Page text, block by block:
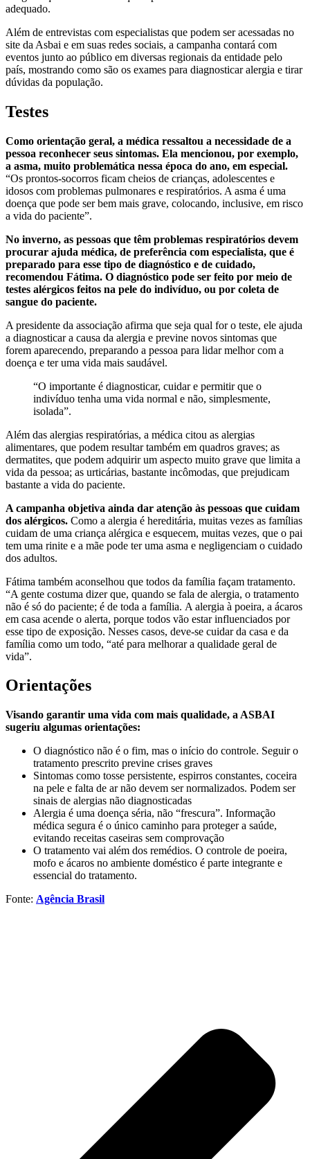
adequado.
Além de entrevistas com especialistas que podem ser acessadas no
site da Asbai e em suas redes sociais, a campanha contará com
eventos junto ao público em diversas regionais da entidade pelo
país, mostrando como são os exames para diagnosticar alergia e tirar
dúvidas da população.
Testes
Como orientação geral, a médica ressaltou a necessidade de a
pessoa reconhecer seus sintomas. Ela mencionou, por exemplo,
a asma, muito problemática nessa época do ano, em especial.
“Os prontos-socorros ficam cheios de crianças, adolescentes e
idosos com problemas pulmonares e respiratórios. A asma é uma
doença que pode ser bem mais grave, colocando, inclusive, em risco
a vida do paciente”.
No inverno, as pessoas que têm problemas respiratórios devem
procurar ajuda médica, de preferência com especialista, que é
preparado para esse tipo de diagnóstico e de cuidado,
recomendou Fátima. O diagnóstico pode ser feito por meio de
testes alérgicos feitos na pele do indivíduo, ou por coleta de
sangue do paciente.
A presidente da associação afirma que seja qual for o teste, ele ajuda
a diagnosticar a causa da alergia e previne novos sintomas que
forem aparecendo, preparando a pessoa para lidar melhor com a
doença e ter uma vida mais saudável.
“O importante é diagnosticar, cuidar e permitir que o
indivíduo tenha uma vida normal e não, simplesmente,
isolada”.
Além das alergias respiratórias, a médica citou as alergias
alimentares, que podem resultar também em quadros graves; as
dermatites, que podem adquirir um aspecto muito grave que limita a
vida da pessoa; as urticárias, bastante incômodas, que prejudicam
bastante a vida do paciente.
A campanha objetiva ainda dar atenção às pessoas que cuidam
dos alérgicos. Como a alergia é hereditária, muitas vezes as famílias
cuidam de uma criança alérgica e esquecem, muitas vezes, que o pai
tem uma rinite e a mãe pode ter uma asma e negligenciam o cuidado
dos adultos.
Fátima também aconselhou que todos da família façam tratamento.
“A gente costuma dizer que, quando se fala de alergia, o tratamento
não é só do paciente; é de toda a família. A alergia à poeira, a ácaros
em casa acende o alerta, porque todos vão estar influenciados por
esse tipo de exposição. Nesses casos, deve-se cuidar da casa e da
família como um todo, “até para melhorar a qualidade geral de
vida”.
Orientações
Visando garantir uma vida com mais qualidade, a ASBAI
sugeriu algumas orientações:
O diagnóstico não é o fim, mas o início do controle. Seguir o
tratamento prescrito previne crises graves
Sintomas como tosse persistente, espirros constantes, coceira
na pele e falta de ar não devem ser normalizados. Podem ser
sinais de alergias não diagnosticadas
Alergia é uma doença séria, não “frescura”. Informação
médica segura é o único caminho para proteger a saúde,
evitando receitas caseiras sem comprovação
O tratamento vai além dos remédios. O controle de poeira,
mofo e ácaros no ambiente doméstico é parte integrante e
essencial do tratamento.
Fonte: Agência Brasil